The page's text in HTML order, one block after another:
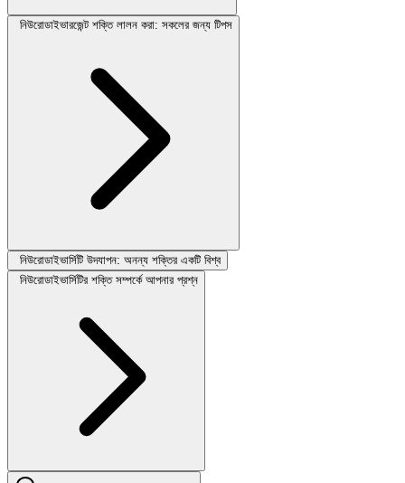
নিউরোডাইভারজেন্ট শক্তি লালন করা: সকলের জন্য টিপস
নিউরোডাইভার্সিটি উদযাপন: অনন্য শক্তির একটি বিশ্ব
নিউরোডাইভার্সিটির শক্তি সম্পর্কে আপনার প্রশ্ন